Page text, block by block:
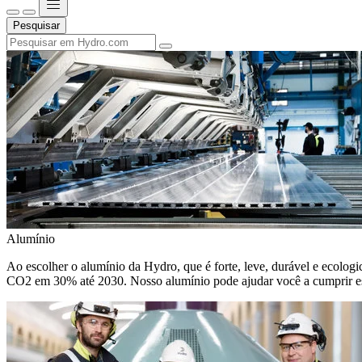
Pesquisar
Alumínio
Ao escolher o alumínio da Hydro, que é forte, leve, durável e
CO2 em 30% até 2030. Nosso alumínio pode ajudar você a cumprir